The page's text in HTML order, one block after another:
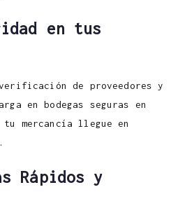
en tus
de proveedores y
en bodegas seguras en
tu mercancía llegue en
Rápidos y